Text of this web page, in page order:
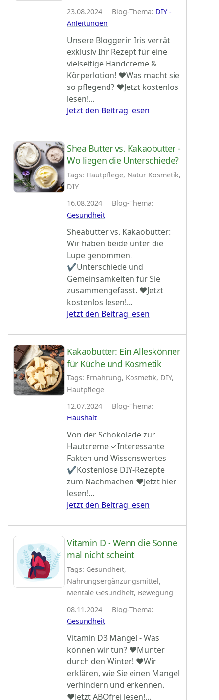
23.08.2024 Blog-Thema: DIY -
Anleitungen
Unsere Bloggerin Iris verrät
exklusiv Ihr Rezept für eine
vielseitige Handcreme &
Körperlotion! ♥Was macht sie
so pflegend? ♥Jetzt kostenlos
lesen!...
Jetzt den Beitrag lesen
Shea Butter vs. Kakaobutter -
Wo liegen die Unterschiede?
Tags: Hautpflege, Natur Kosmetik,
DIY
16.08.2024 Blog-Thema:
Gesundheit
Sheabutter vs. Kakaobutter:
Wir haben beide unter die
Lupe genommen!
✔Unterschiede und
Gemeinsamkeiten für Sie
zusammengefasst. ♥Jetzt
kostenlos lesen!...
Jetzt den Beitrag lesen
Kakaobutter: Ein Alleskönner
für Küche und Kosmetik
Tags: Ernährung, Kosmetik, DIY,
Hautpflege
12.07.2024 Blog-Thema:
Haushalt
Von der Schokolade zur
Hautcreme ✓Interessante
Fakten und Wissenswertes
✔Kostenlose DIY-Rezepte
zum Nachmachen ♥Jetzt hier
lesen!...
Jetzt den Beitrag lesen
Vitamin D - Wenn die Sonne
mal nicht scheint
Tags: Gesundheit,
Nahrungsergänzungsmittel,
Mentale Gesundheit, Bewegung
08.11.2024 Blog-Thema:
Gesundheit
Vitamin D3 Mangel - Was
können wir tun? ♥Munter
durch den Winter! ♥Wir
erklären, wie Sie einen Mangel
verhindern und erkennen.
♥Jetzt ABOfrei lesen!...